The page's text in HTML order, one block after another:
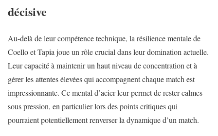
décisive
Au-delà de leur compétence technique, la résilience mentale de
Coello et Tapia joue un rôle crucial dans leur domination actuelle.
Leur capacité à maintenir un haut niveau de concentration et à
gérer les attentes élevées qui accompagnent chaque match est
impressionnante. Ce mental d’acier leur permet de rester calmes
sous pression, en particulier lors des points critiques qui
pourraient potentiellement renverser la dynamique d’un match.